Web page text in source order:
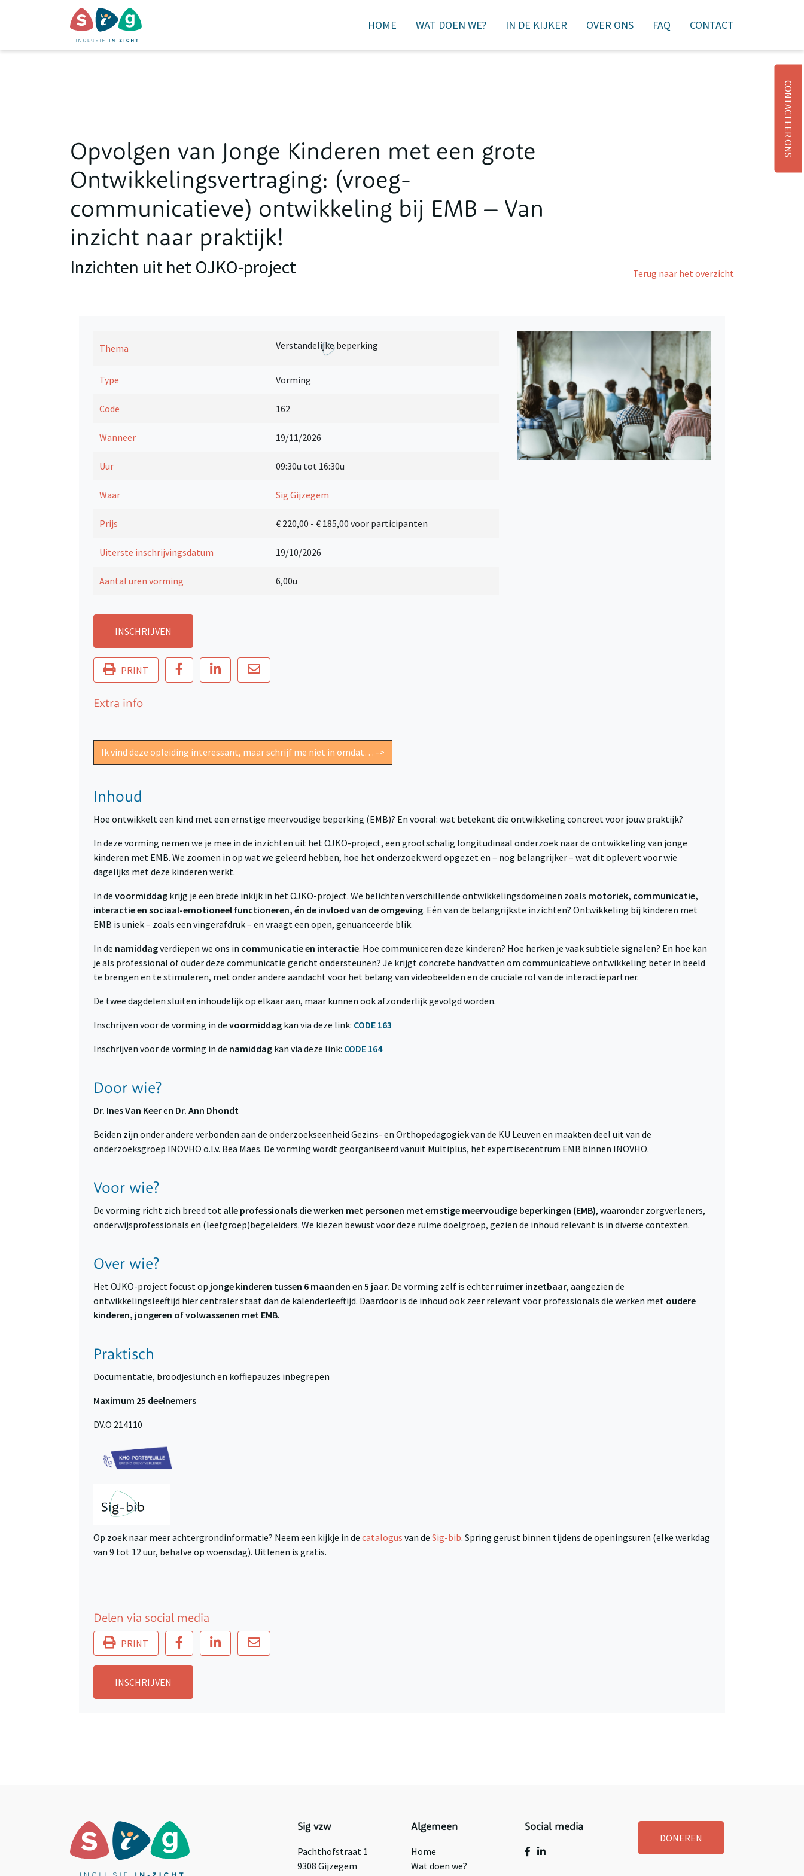
DONEREN NIEUWSBRIEF AANMELDEN WINKELMAND
HOME WAT DOEN WE? IN DE KIJKER OVER ONS FAQ CONTACT
Opvolgen van Jonge Kinderen met een grote
Ontwikkelingsvertraging: (vroeg-
communicatieve) ontwikkeling bij EMB – Van
inzicht naar praktijk!
Inzichten uit het OJKO-project Terug naar het overzicht
Thema Verstandelijke beperking
Type Vorming
Code 162
Wanneer 19/11/2026
Uur 09:30u tot 16:30u
Waar Sig Gijzegem
Prijs € 220,00 - € 185,00 voor participanten
Uiterste inschrijvingsdatum 19/10/2026
Aantal uren vorming 6,00u
INSCHRIJVEN
PRINT
Extra info
Ik vind deze opleiding interessant, maar schrijf me niet in omdat… ->
Inhoud
Hoe ontwikkelt een kind met een ernstige meervoudige beperking (EMB)? En vooral: wat betekent die ontwikkeling concreet voor jouw praktijk?
In deze vorming nemen we je mee in de inzichten uit het OJKO-project, een grootschalig longitudinaal onderzoek naar de ontwikkeling van jonge
kinderen met EMB. We zoomen in op wat we geleerd hebben, hoe het onderzoek werd opgezet en – nog belangrijker – wat dit oplevert voor wie
dagelijks met deze kinderen werkt.
In de voormiddag krijg je een brede inkijk in het OJKO-project. We belichten verschillende ontwikkelingsdomeinen zoals motoriek, communicatie,
interactie en sociaal-emotioneel functioneren, én de invloed van de omgeving. Eén van de belangrijkste inzichten? Ontwikkeling bij kinderen met
EMB is uniek – zoals een vingerafdruk – en vraagt een open, genuanceerde blik.
In de namiddagverdiepen we ons in communicatie en interactie. Hoe communiceren deze kinderen? Hoe herken je vaak subtiele signalen? En hoe kan
je als professional of ouder deze communicatie gericht ondersteunen? Je krijgt concrete handvatten om communicatieve ontwikkeling beter in beeld
te brengen en te stimuleren, met onder andere aandacht voor het belang van videobeelden en de cruciale rol van de interactiepartner.
De twee dagdelen sluiten inhoudelijk op elkaar aan, maar kunnen ook afzonderlijk gevolgd worden.
Inschrijven voor de vorming in de voormiddag kan via deze link: CODE 163
Inschrijven voor de vorming in de namiddag kan via deze link: CODE 164
Door wie?
Dr. Ines Van Keeren Dr. Ann Dhondt
Beiden zijn onder andere verbonden aan de onderzoekseenheid Gezins- en Orthopedagogiek van de KU Leuven en maakten deel uit van de
onderzoeksgroep INOVHO o.l.v. Bea Maes. De vorming wordt georganiseerd vanuit Multiplus, het expertisecentrum EMB binnen INOVHO.
Voor wie?
De vorming richt zich breed tot alle professionals die werken met personen met ernstige meervoudige beperkingen (EMB), waaronder zorgverleners,
onderwijsprofessionals en (leefgroep)begeleiders. We kiezen bewust voor deze ruime doelgroep, gezien de inhoud relevant is in diverse contexten.
Over wie?
Het OJKO-project focust op jonge kinderen tussen 6 maanden en 5 jaar. De vorming zelf is echter ruimer inzetbaar, aangezien de
ontwikkelingsleeftijd hier centraler staat dan de kalenderleeftijd. Daardoor is de inhoud ook zeer relevant voor professionals die werken met oudere
kinderen, jongeren of volwassenen met EMB.
Praktisch
Documentatie, broodjeslunch en koffiepauzes inbegrepen
Maximum 25 deelnemers
DV.O 214110
Op zoek naar meer achtergrondinformatie? Neem een kijkje in de catalogus van de Sig-bib. Spring gerust binnen tijdens de openingsuren (elke werkdag
van 9 tot 12 uur, behalve op woensdag). Uitlenen is gratis.
Delen via social media
PRINT
INSCHRIJVEN
Sig vzw
Pachthofstraat 1
9308 Gijzegem
Algemeen
Home
Wat doen we?
Social media
DONEREN
CONTACTEER ONS